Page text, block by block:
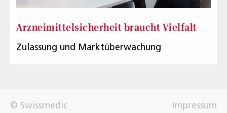
Arzneimittelsicherheit braucht Vielfalt
Zulassung und Marktüberwachung
© Swissmedic Impressum